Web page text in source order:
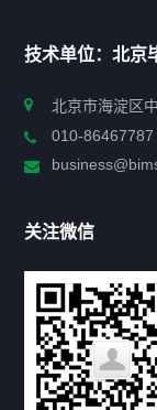
政策法规
新闻资讯
工作动态
技术单位：北京
北京市海淀区
010-86467787
关注微信